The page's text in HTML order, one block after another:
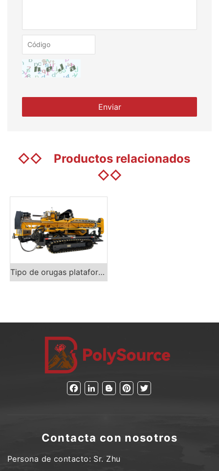
◇◇ Productos relacionados
◇◇
Tipo de orugas plataforma de perforación de núcleo
Facebook
LinkedInBloggerPinterestTwitter
Contacta con nosotros
Persona de contacto: Sr. Zhu